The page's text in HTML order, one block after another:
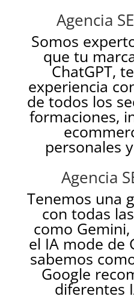
Agencia
Somos
que tu
ChatGPT,
experiencia
de todos los
formaciones,
personales
Agencia
Tenemos una
con todas
como
el IA mode de
sabemos
Google
diferentes